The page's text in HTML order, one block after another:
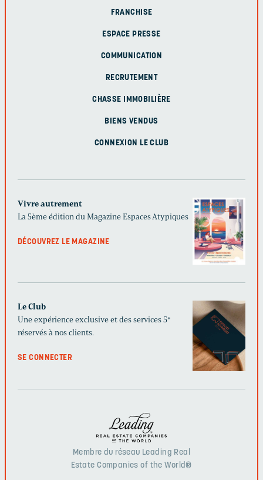
FRANCHISE
ESPACE PRESSE
COMMUNICATION
RECRUTEMENT
CHASSE IMMOBILIÈRE
BIENS VENDUS
CONNEXION LE CLUB
Vivre autrement
La 5ème édition du Magazine Espaces Atypiques
DÉCOUVREZ LE MAGAZINE
Le Club
Une expérience exclusive et des services 5*
réservés à nos clients.
SE CONNECTER
Membre du réseau Leading Real
Estate Companies of the World®